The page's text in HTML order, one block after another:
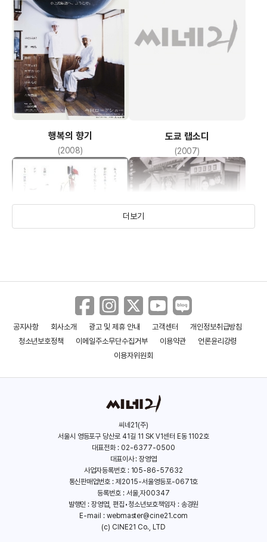
행복의 향기
(2008)
도쿄 랩소디
(2007)
나나 2 마을 사진첩
더보기
공지사항 회사소개 광고 및 제휴 안내 고객센터
개인정보취급방침
청소년보호정책
이메일주소무단수집거부 이용약관
언론윤리강령
이용자위원회
씨네21(주)
서울시 영등포구 당산로 41길 11 SK V1센터 E동 1102호
대표전화 : 02-6377-0500
대표이사 : 장영엽
사업자등록번호 : 105-86-57632
통신판매업번호 : 제2015-서울영등포-0671호
등록번호 : 서울,자00347
발행인 : 장영엽, 편집•청소년보호책임자 : 송경원
E-mail : webmaster@cine21.com
(c) CINE21 Co., LTD